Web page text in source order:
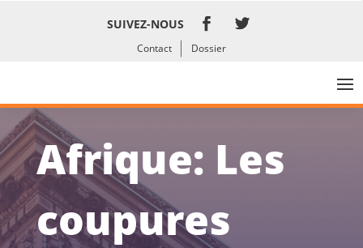
SUIVEZ-NOUS
Contact Dossier
Afrique: Les
coupures